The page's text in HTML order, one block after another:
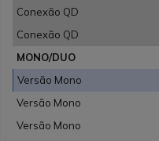
Conexão QD
Conexão QD
MONO/DUO
Versão Mono
Versão Mono
Versão Mono